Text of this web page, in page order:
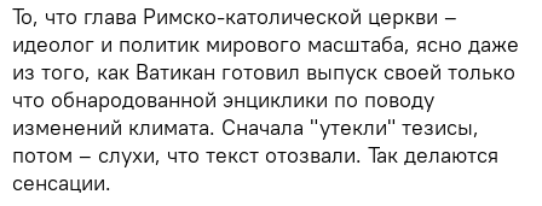
То, что глава Римско-католической церкви –
идеолог и политик мирового масштаба, ясно даже
из того, как Ватикан готовил выпуск своей только
что обнародованной энциклики по поводу
изменений климата. Сначала "утекли" тезисы,
потом – слухи, что текст отозвали. Так делаются
сенсации.